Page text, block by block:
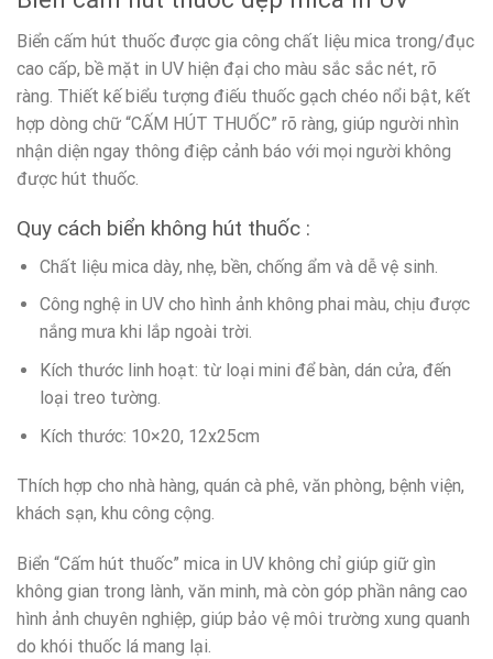
Biển cấm hút thuốc được gia công chất liệu mica trong/đục
cao cấp, bề mặt in UV hiện đại cho màu sắc sắc nét, rõ
ràng. Thiết kế biểu tượng điếu thuốc gạch chéo nổi bật, kết
hợp dòng chữ “CẤM HÚT THUỐC” rõ ràng, giúp người nhìn
nhận diện ngay thông điệp cảnh báo với mọi người không
được hút thuốc.
Quy cách biển không hút thuốc :
Chất liệu mica dày, nhẹ, bền, chống ẩm và dễ vệ sinh.
Công nghệ in UV cho hình ảnh không phai màu, chịu được
nắng mưa khi lắp ngoài trời.
Kích thước linh hoạt: từ loại mini để bàn, dán cửa, đến
loại treo tường.
Kích thước: 10×20, 12x25cm
Thích hợp cho nhà hàng, quán cà phê, văn phòng, bệnh viện,
khách sạn, khu công cộng.
Biển “Cấm hút thuốc” mica in UV không chỉ giúp giữ gìn
không gian trong lành, văn minh, mà còn góp phần nâng cao
hình ảnh chuyên nghiệp, giúp bảo vệ môi trường xung quanh
do khói thuốc lá mang lại.